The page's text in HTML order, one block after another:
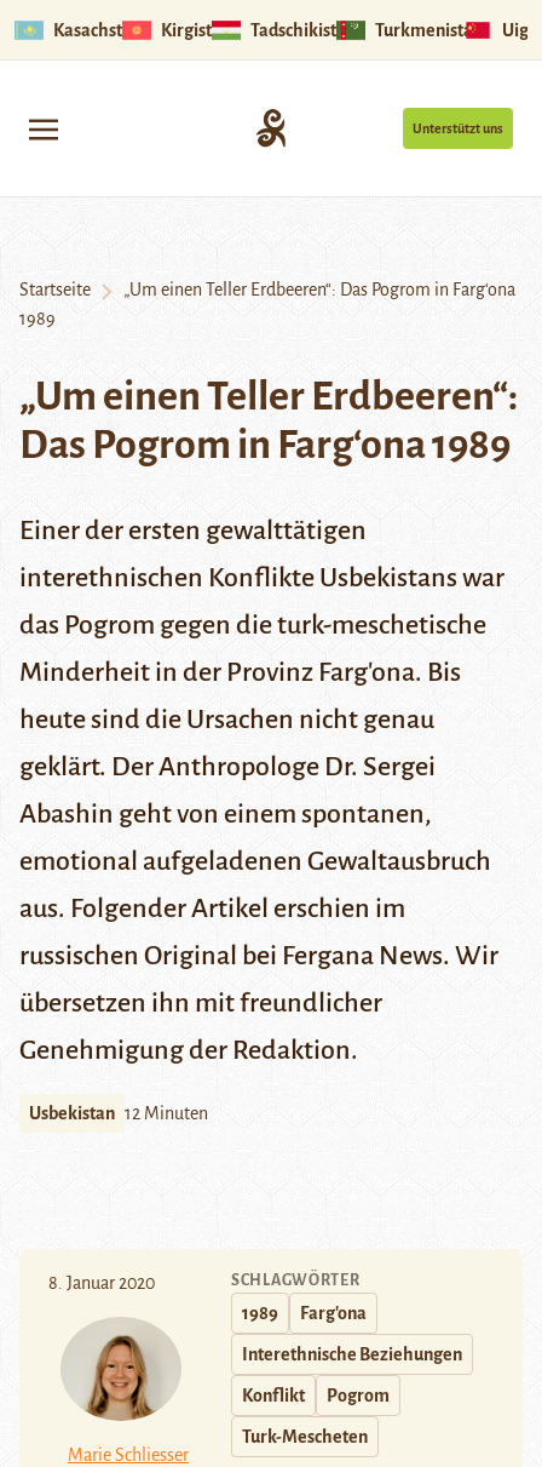
Kasachstan Kirgistan Tadschikistan Turkmenistan
Unterstützt uns
Startseite
„Um einen Teller Erdbeeren“: Das Pogrom in Farg‘ona
1989
„Um einen Teller Erdbeeren“:
Das Pogrom in Farg‘ona 1989
Einer der ersten gewalttätigen
interethnischen Konflikte Usbekistans war
das Pogrom gegen die turk-meschetische
Minderheit in der Provinz Farg'ona. Bis
heute sind die Ursachen nicht genau
geklärt. Der Anthropologe Dr. Sergei
Abashin geht von einem spontanen,
emotional aufgeladenen Gewaltausbruch
aus. Folgender Artikel erschien im
russischen Original bei Fergana News. Wir
übersetzen ihn mit freundlicher
Genehmigung der Redaktion.
Usbekistan 12 Minuten
8. Januar 2020
Marie Schliesser
SCHLAGWÖRTER
1989 Farg'ona
Interethnische Beziehungen
Konflikt Pogrom
Turk-Mescheten